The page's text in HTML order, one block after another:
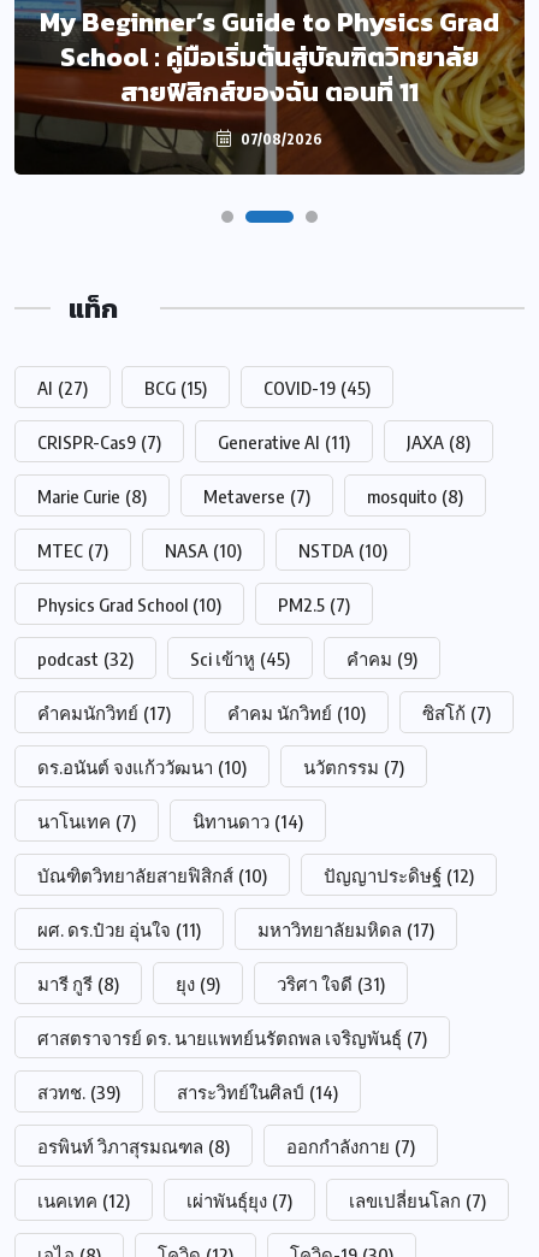
My Beginner’s Guide to Physics Grad
School : คู่มือเริ่มต้นสู่บัณฑิตวิทยาลัย
สายฟิสิกส์ของฉัน ตอนที่ 11
07/08/2026
แท็ก
AI (27) BCG (15) COVID-19 (45)
CRISPR-Cas9 (7) Generative AI (11) JAXA (8)
Marie Curie (8) Metaverse (7) mosquito (8)
MTEC (7) NASA (10) NSTDA (10)
Physics Grad School (10) PM2.5 (7)
podcast (32) Sci เข้าหู (45) คำคม (9)
คำคมนักวิทย์ (17) คำคม นักวิทย์ (10) ซิสโก้ (7)
ดร.อนันต์ จงแก้ววัฒนา (10) นวัตกรรม (7)
นาโนเทค (7) นิทานดาว (14)
บัณฑิตวิทยาลัยสายฟิสิกส์ (10) ปัญญาประดิษฐ์ (12)
ผศ. ดร.ป๋วย อุ่นใจ (11) มหาวิทยาลัยมหิดล (17)
มารี กูรี (8) ยุง (9) วริศา ใจดี (31)
ศาสตราจารย์ ดร. นายแพทย์นรัตถพล เจริญพันธุ์ (7)
สวทช. (39) สาระวิทย์ในศิลป์ (14)
อรพินท์ วิภาสุรมณฑล (8) ออกกำลังกาย (7)
เนคเทค (12) เผ่าพันธุ์ยุง (7) เลขเปลี่ยนโลก (7)